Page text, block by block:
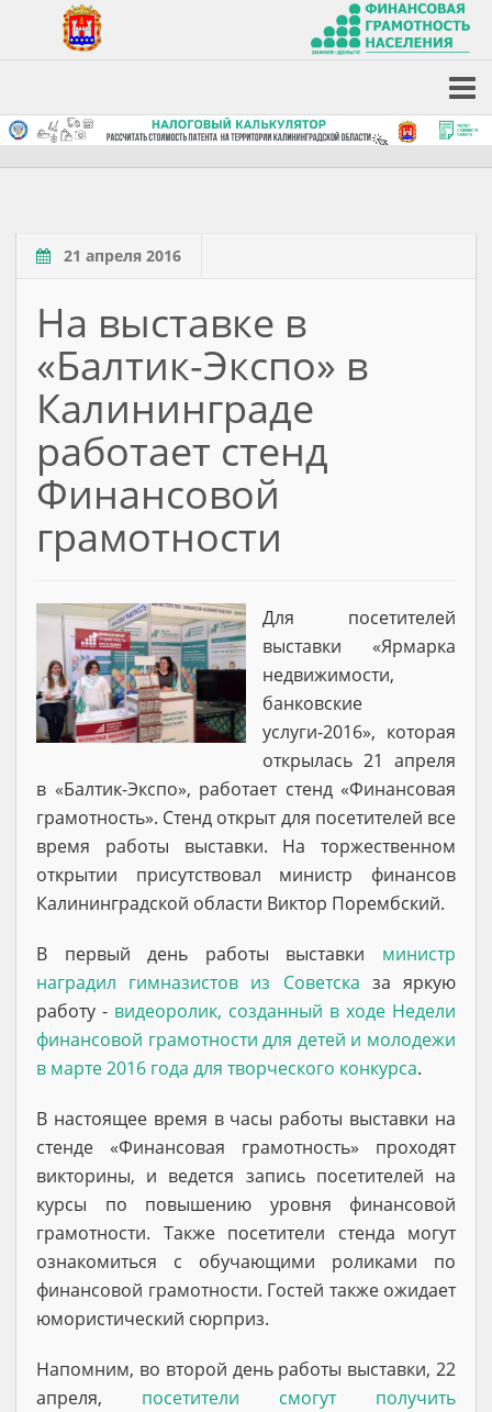
21 апреля 2016
На выставке в
«Балтик-Экспо» в
Калининграде
работает стенд
Финансовой
грамотности
Для посетителей
выставки «Ярмарка
недвижимости,
банковские
услуги-2016», которая
открылась 21 апреля
в «Балтик-Экспо», работает стенд «Финансовая
грамотность». Стенд открыт для посетителей все
время работы выставки. На торжественном
открытии присутствовал министр финансов
Калининградской области Виктор Порембский.
В первый день работы выставки министр
наградил гимназистов из Советска за яркую
работу - видеоролик, созданный в ходе Недели
финансовой грамотности для детей и молодежи
в марте 2016 года для творческого конкурса.
В настоящее время в часы работы выставки на
стенде «Финансовая грамотность» проходят
викторины, и ведется запись посетителей на
курсы по повышению уровня финансовой
грамотности. Также посетители стенда могут
ознакомиться с обучающими роликами по
финансовой грамотности. Гостей также ожидает
юмористический сюрприз.
Напомним, во второй день работы выставки, 22
апреля, посетители смогут получить